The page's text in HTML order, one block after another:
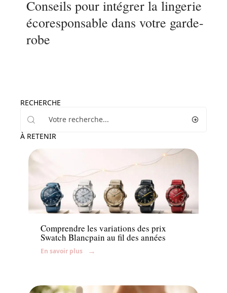
Conseils pour intégrer la lingerie
écoresponsable dans votre garde-
robe
RECHERCHE
À RETENIR
News
Comprendre les variations des prix
Swatch Blancpain au fil des années
En savoir plus